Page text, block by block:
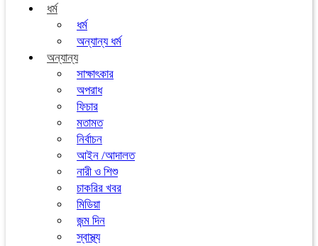
ধর্ম
ধর্ম
অন্যান্য ধর্ম
অন্যান্য
সাক্ষাৎকার
অপরাধ
ফিচার
মতামত
নির্বাচন
আইন /আদালত
নারী ও শিশু
চাকরির খবর
মিডিয়া
জন্ম দিন
স্বাস্থ্য